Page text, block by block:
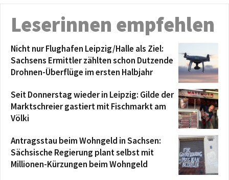
Leserinnen empfehlen
Nicht nur Flughafen Leipzig/Halle als Ziel:
Sachsens Ermittler zählten schon Dutzende
Drohnen-Überflüge im ersten Halbjahr
Seit Donnerstag wieder in Leipzig: Gilde der
Marktschreier gastiert mit Fischmarkt am
Völki
Antragsstau beim Wohngeld in Sachsen:
Sächsische Regierung plant selbst mit
Millionen-Kürzungen beim Wohngeld